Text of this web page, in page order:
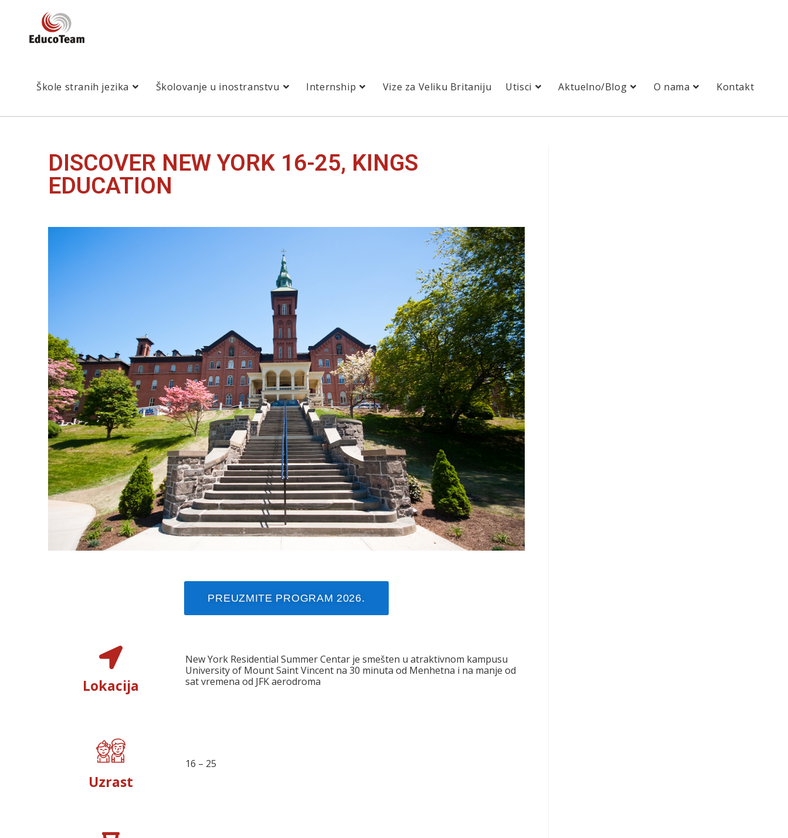
Škole stranih jezika Školovanje u inostranstvu Internship Vize za Veliku Britaniju Utisci Aktuelno/Blog O nama Kontakt
DISCOVER NEW YORK 16-25, KINGS
EDUCATION
PREUZMITE PROGRAM 2026.
Lokacija
New York Residential Summer Centar je smešten u atraktivnom kampusu
University of Mount Saint Vincent na 30 minuta od Menhetna i na manje od
sat vremena od JFK aerodroma
Uzrast
16 – 25